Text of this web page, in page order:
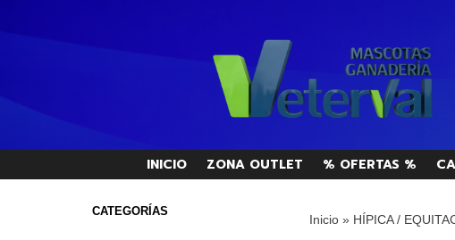
INICIO ZONA OUTLET % OFERTAS %
CATEGORÍAS
Inicio» HÍPICA /